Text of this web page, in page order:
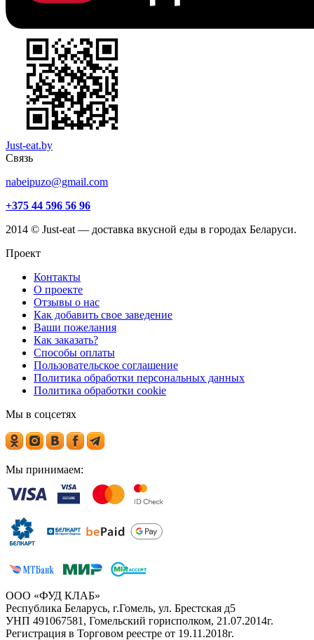
Just-eat.by
Связь
nabeipuzo@gmail.com
+375 44 596 56 96
2014 © Just-eat — доставка вкусной еды в городах Беларуси.
Проект
Контакты
О проекте
Отзывы о нас
Как добавить свое заведение
Ваши пожелания
Как заказать?
Способы оплаты
Пользовательское соглашение
Политика обработки персональных данных
Политика обработки cookie
Мы в соцсетях
Мы принимаем:
ООО «ФУД КЛАБ»
Республика Беларусь, г.Гомель, ул. Брестская д5
УНП 491067581, Гомельский горисполком, 21.07.2014г.
Регистрация в Торговом реестре от 19.11.2018г.